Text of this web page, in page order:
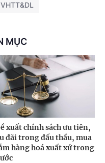
MỤC
xuất chính sách ưu tiên,
đãi trong đấu thầu, mua
hàng hoá xuất xứ trong